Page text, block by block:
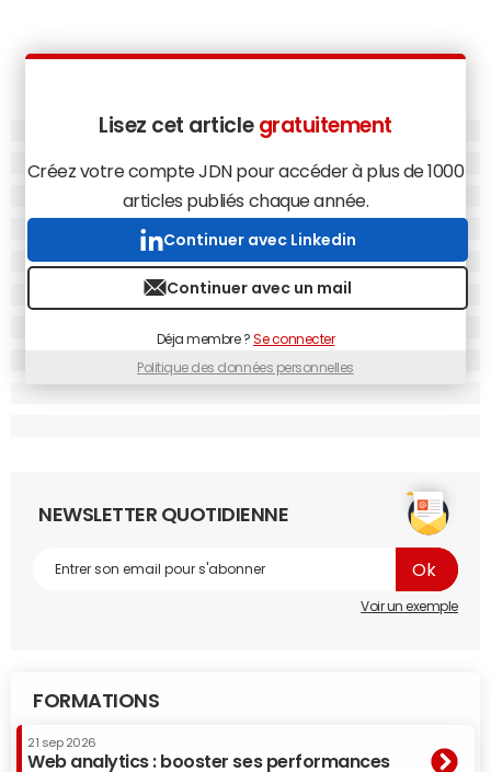
Lisez cet article gratuitement
Créez votre compte JDN pour accéder à plus de 1000
articles publiés chaque année.
Continuer avec Linkedin
Continuer avec un mail
Déja membre ?Se connecter
Politique des données personnelles
NEWSLETTER QUOTIDIENNE
Voir un exemple
FORMATIONS
21 sep 2026
Web analytics : booster ses performances